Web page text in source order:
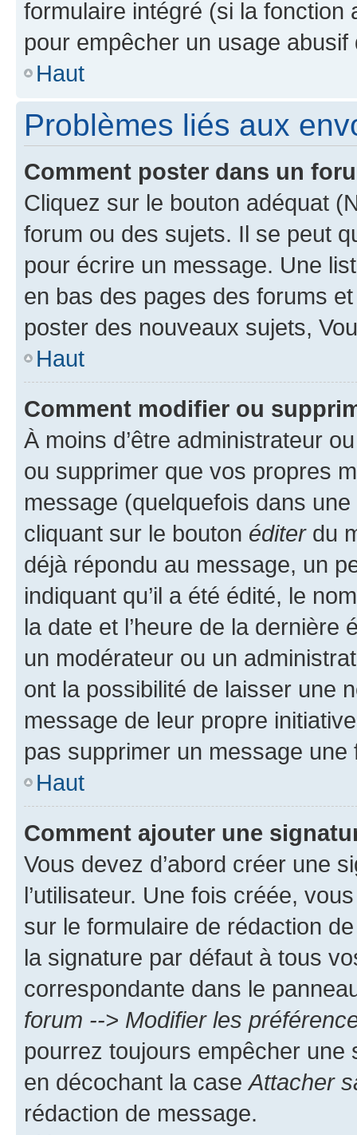
formulaire intégré (si la fonction
pour empêcher un usage
Haut
Problèmes liés aux
Comment poster dans un
Cliquez sur le bouton adéquat
forum ou des sujets. Il se peut
pour écrire un message. Une
en bas des pages des forums
poster des nouveaux sujets,
Haut
Comment modifier ou
À moins d’être administrateur
ou supprimer que vos propres
message (quelquefois dans
cliquant sur le bouton éditerdu
déjà répondu au message, un
indiquant qu’il a été édité, le
la date et l’heure de la dernière
un modérateur ou un
ont la possibilité de laisser une
message de leur propre
pas supprimer un message une
Haut
Comment ajouter une
Vous devez d’abord créer une
l’utilisateur. Une fois créée,
sur le formulaire de rédaction
la signature par défaut à tous
correspondante dans le
forum --> Modifier les
pourrez toujours empêcher une
en décochant la case Attacher
rédaction de message.